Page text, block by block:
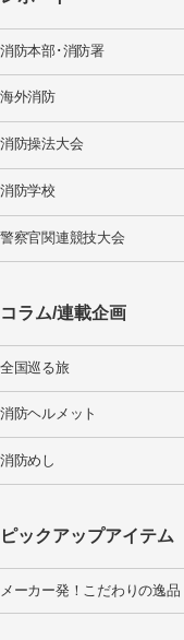
消防本部･消防署
海外消防
消防操法大会
消防学校
警察官関連競技大会
コラム/連載企画
全国巡る旅
消防ヘルメット
消防めし
ピックアップアイテム
メーカー発！こだわりの逸品